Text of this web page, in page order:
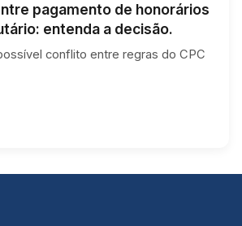
pagamento de honorários
entenda a decisão.
conflito entre regras do CPC